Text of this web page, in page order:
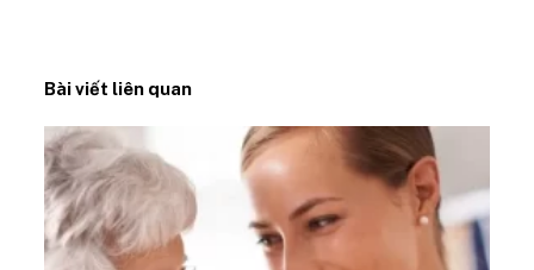
Bài viết liên quan